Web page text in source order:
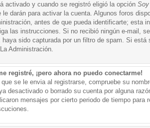
activado y cuando se registró eligió la opción Soy
le darán para activar la cuenta. Algunos foros
antes de que pueda identificarte; esta
las instrucciones. Si no recibió ningún e-mail,
sido capturada por un filtro de spam. Si
Administración.
registré, ¡pero ahora no puedo conectarme!
se le envia al registrarse, compruebe su
desactivado o borrado su cuenta por alguna
mensajes por cierto periodo de tiempo